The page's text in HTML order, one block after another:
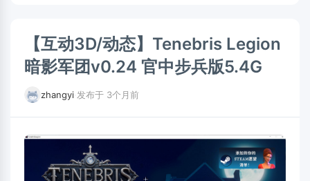
【互动3D/动态】Tenebris Legion
暗影军团v0.24 官中步兵版5.4G
zhangyi 发布于 3个月前